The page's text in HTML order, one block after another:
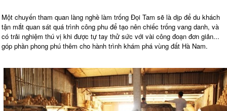
Một chuyến tham quan làng nghề làm trống Đọi Tam sẽ là dịp để du khách
tận mắt quan sát quá trình công phu để tạo nên chiếc trống vang danh, và
có trải nghiệm thú vị khi được tự tay thử sức với vài công đoạn đơn giản...
góp phần phong phú thêm cho hành trình khám phá vùng đất Hà Nam.